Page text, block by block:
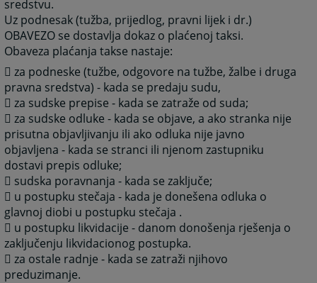
sredstvu.
Uz podnesak (tužba, prijedlog, pravni lijek i dr.)
OBAVEZO se dostavlja dokaz o plaćenoj taksi.
Obaveza plaćanja takse nastaje:
 za podneske (tužbe, odgovore na tužbe, žalbe i druga
pravna sredstva) - kada se predaju sudu,
 za sudske prepise - kada se zatraže od suda;
 za sudske odluke - kada se objave, a ako stranka nije
prisutna objavljivanju ili ako odluka nije javno
objavljena - kada se stranci ili njenom zastupniku
dostavi prepis odluke;
 sudska poravnanja - kada se zaključe;
 u postupku stečaja - kada je donešena odluka o
glavnoj diobi u postupku stečaja .
 u postupku likvidacije - danom donošenja rješenja o
zaključenju likvidacionog postupka.
 za ostale radnje - kada se zatraži njihovo
preduzimanje.